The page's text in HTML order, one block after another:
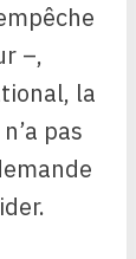
–,
la
pas